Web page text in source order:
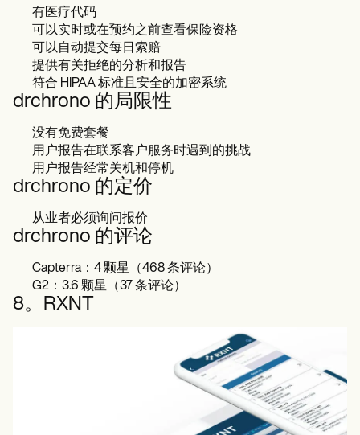
有医疗代码
可以实时或在预约之前查看保险资格
可以自动提交每日索赔
提供有关拒绝的分析和报告
符合 HIPAA 标准且安全的加密系统
drchrono 的局限性
没有免费套餐
用户报告在联系客户服务时遇到的挑战
用户报告经常关机和停机
drchrono 的定价
从业者必须询问报价
drchrono 的评论
Capterra：4 颗星（468 条评论）
G2：3.6 颗星（37 条评论）
8。RXNT